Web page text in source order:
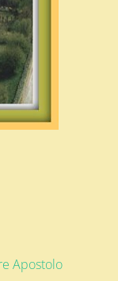
Apostolo